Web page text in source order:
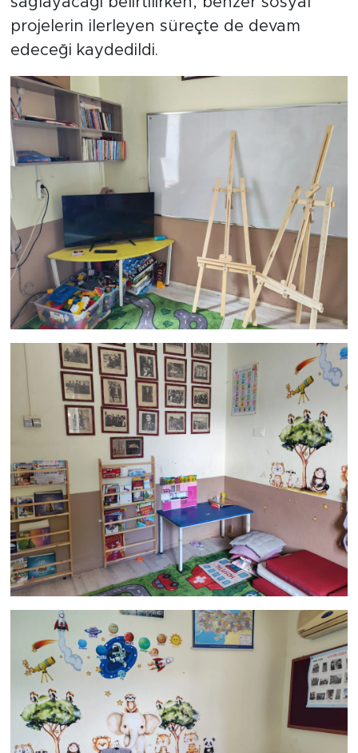
projelerin ilerleyen süreçte de devam
edeceği kaydedildi.